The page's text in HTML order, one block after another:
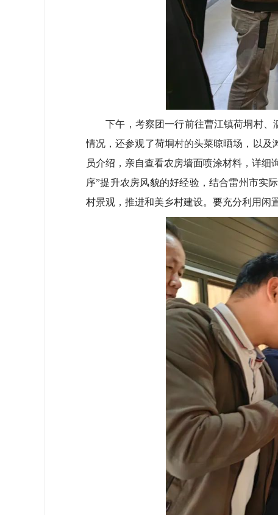
下午，考察团一行前往曹江镇荷垌村、泗
情况，还参观了荷垌村的头菜晾晒场，以及
员介绍，亲自查看农房墙面喷涂材料，详细
序”提升农房风貌的好经验，结合雷州市实
村景观，推进和美乡村建设。要充分利用闲